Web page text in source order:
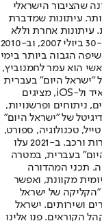
שהציבור הישראלי
עיתונות שמדברת
עיתונות אחרת וללא
תשלום. המהדורה המודפסת הראשונה פורסמה ב-30 ביולי 2007, וב-2010
הגבוה ביותר בימי
הוא עמר לחמנוביץ,
"ישראל היום" בעברית
ובאנגלית, כמו כן היישומונים (אפליקציות) לאנדרואיד ול-iOS, מציגים
ניתוחים ופרשנויות,
של "ישראל היום"
טכנולוגיה, ספורט,
כלכלה וצרכנות, בריאות, חיילים, אוכל, יהדות, תיירות ורכב. ב-2021 עלו
בעברית, במטרה
תכני המהדורה
מקוונת, ואפשר
"הקליקה של ישראל
ושירותים. ישראל
הקוראים. פנו אלינו